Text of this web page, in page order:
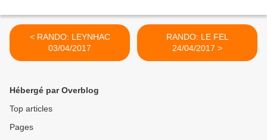
< RANDO: LEYNHAC
03/04/2017
RANDO: LE FEL
24/04/2017 >
Hébergé par Overblog
Top articles
Pages